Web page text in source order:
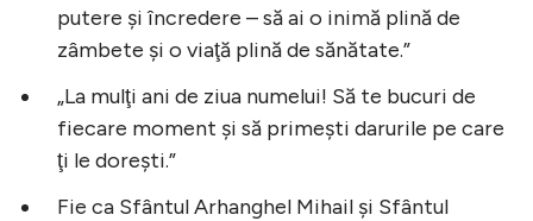
putere şi încredere – să ai o inimă plină de
zâmbete şi o viaţă plină de sănătate.”
„La mulţi ani de ziua numelui! Să te bucuri de
fiecare moment şi să primeşti darurile pe care
ţi le doreşti.”
Fie ca Sfântul Arhanghel Mihail și Sfântul